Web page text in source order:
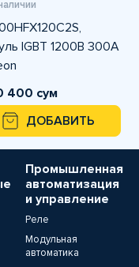
IGBT 1200В 300А
400 сум
ДОБАВИТЬ
Промышленная
автоматизация
и управление
Реле
Модульная
автоматика